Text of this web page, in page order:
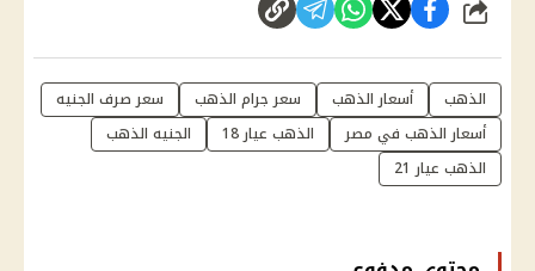
شارك
الذهب أسعار الذهب سعر جرام الذهب
سعر صرف الجنيه
أسعار الذهب في مصر
الذهب عيار 18
الجنيه الذهب
الذهب عيار 21